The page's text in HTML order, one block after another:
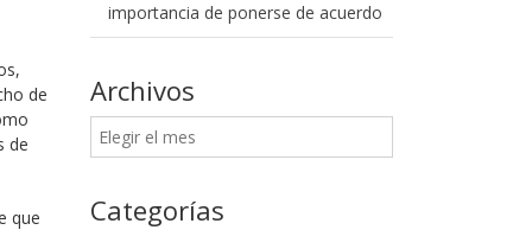
de
de
que
importancia de ponerse de acuerdo
Archivos
Categorías